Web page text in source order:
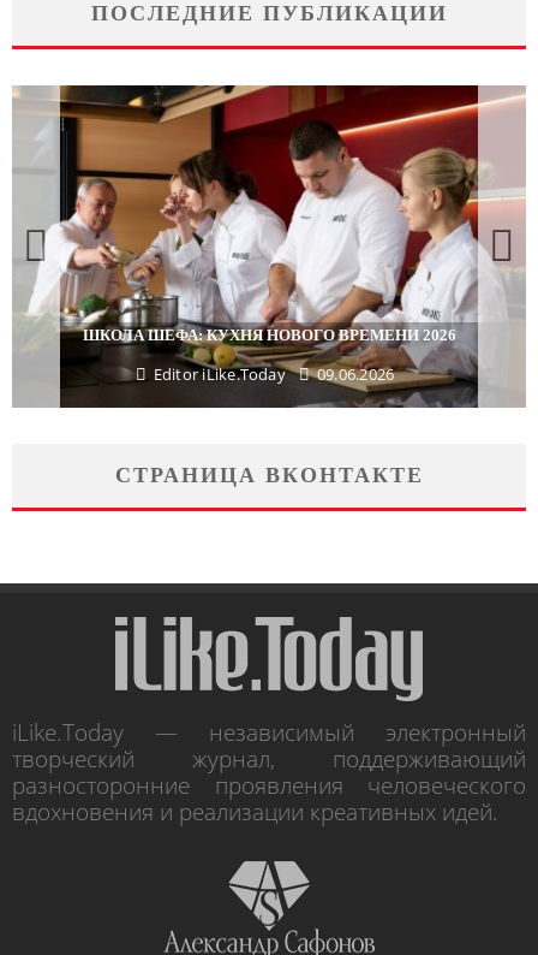
ПОСЛЕДНИЕ ПУБЛИКАЦИИ
КУХНЯ НОВОГО ВРЕМЕНИ 2026
09.06.2026
ПОДАРКИ,
СТРАНИЦА ВКОНТАКТЕ
iLike.Today — независимый электронный
творческий журнал, поддерживающий
разносторонние проявления человеческого
вдохновения и реализации креативных идей.